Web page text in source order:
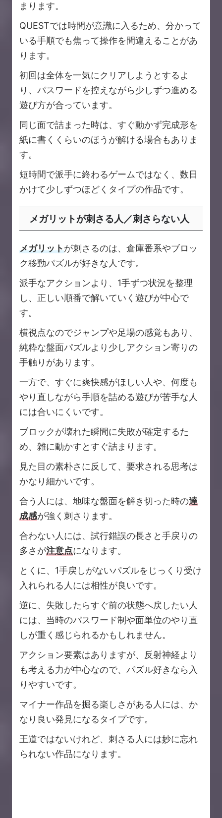
まります。
QUESTでは時間が意識に入るため、分かって
いる手順でも焦って操作を間違えることがあ
ります。
初回は全体を一気にクリアしようとするよ
り、パスワードを控えながら少しずつ進める
遊び方が合っています。
同じ面で詰まった時は、すぐ動かず完成形を
紙に書くくらいのほうが解ける場合もありま
す。
短時間で派手に終わるゲームではなく、数日
かけて少しずつほどくタイプの作品です。
メガリットが刺さる人／刺さらない人
メガリットが刺さるのは、倉庫番系やブロッ
ク移動パズルが好きな人です。
派手なアクションより、1手ずつ状況を整理
し、正しい順番で解いていく遊びが中心で
す。
横視点なのでジャンプや足場の感覚もあり、
純粋な盤面パズルより少しアクション寄りの
手触りがあります。
一方で、すぐに爽快感がほしい人や、何度も
やり直しながら手順を詰める遊びが苦手な人
には合いにくいです。
ブロックが壊れた瞬間に失敗が確定するた
め、雑に動かすとすぐ詰まります。
見た目の素朴さに反して、要求される思考は
かなり細かいです。
合う人には、地味な盤面を解き切った時の達
成感が強く刺さります。
合わない人には、試行錯誤の長さと手戻りの
多さが注意点になります。
とくに、1手戻しがないパズルをじっくり受け
入れられる人には相性が良いです。
逆に、失敗したらすぐ前の状態へ戻したい人
には、当時のパスワード制や面単位のやり直
しが重く感じられるかもしれません。
アクション要素はありますが、反射神経より
も考える力が中心なので、パズル好きなら入
りやすいです。
マイナー作品を掘る楽しさがある人には、か
なり良い発見になるタイプです。
王道ではないけれど、刺さる人には妙に忘れ
られない作品になります。